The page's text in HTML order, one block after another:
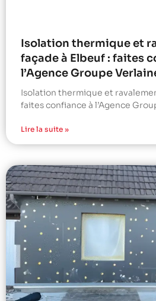
Isolation thermique et
façade à Elbeuf : faites
l’Agence Groupe
Isolation thermique et
faites confiance à l’Agence
Lire la suite »